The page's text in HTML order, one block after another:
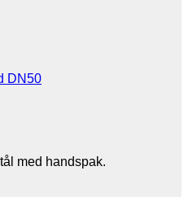
DN50
med handspak.